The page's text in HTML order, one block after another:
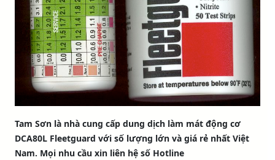
Tam Sơn là nhà cung cấp dung dịch làm mát động cơ
DCA80L Fleetguard với số lượng lớn và giá rẻ nhất Việt
Nam. Mọi nhu cầu xin liên hệ số Hotline